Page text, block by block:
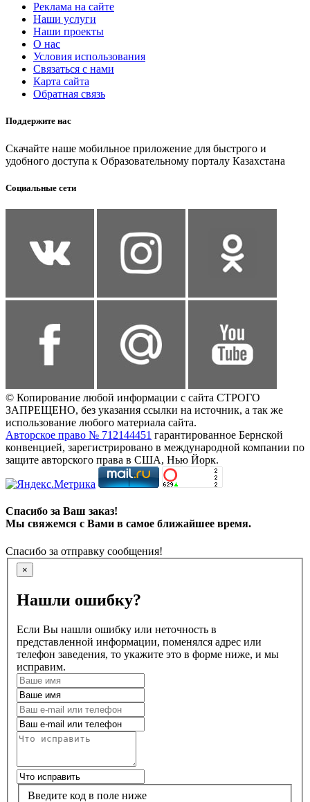
Реклама на сайте
Наши услуги
Наши проекты
О нас
Условия использования
Связаться с нами
Карта сайта
Обратная связь
Поддержите нас
Скачайте наше мобильное приложение для быстрого и
удобного доступа к Образовательному порталу Казахстана
Социальные сети
© Копирование любой информации с сайта СТРОГО
ЗАПРЕЩЕНО, без указания ссылки на источник, а так же
использование любого материала сайта.
Авторское право № 712144451 гарантированное Бернской
конвенцией, зарегистрировано в международной компании по
защите авторского права в США, Нью Йорк.
Спасибо за Ваш заказ!
Мы свяжемся с Вами в самое ближайшее время.
Спасибо за отправку сообщения!
×
Нашли ошибку?
Если Вы нашли ошибку или неточность в
представленной информации, поменялся адрес или
телефон заведения, то укажите это в форме ниже, и мы
исправим.
Введите код в поле ниже